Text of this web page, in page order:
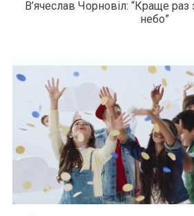
В’ячеслав Чорновіл: “Краще раз
небо”